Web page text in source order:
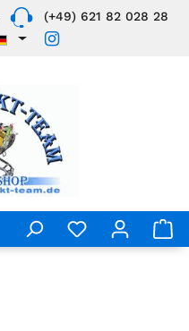
(+49) 621 82 028 28